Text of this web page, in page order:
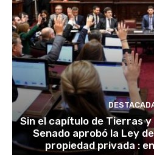
Sin el capítulo de Tierras y
Senado aprobó la Ley
propiedad privada :